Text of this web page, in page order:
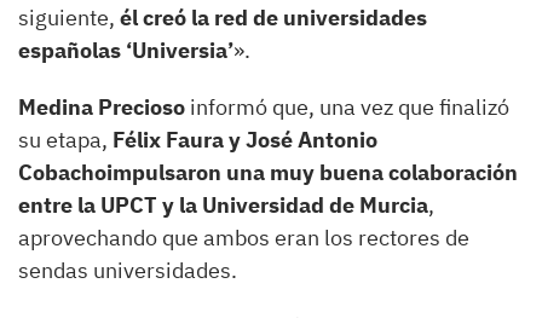
siguiente, él creó la red de universidades
españolas ‘Universia’».
Medina Precioso informó que, una vez que finalizó
su etapa, Félix Faura y José Antonio
Cobachoimpulsaron una muy buena colaboración
entre la UPCT y la Universidad de Murcia,
aprovechando que ambos eran los rectores de
sendas universidades.